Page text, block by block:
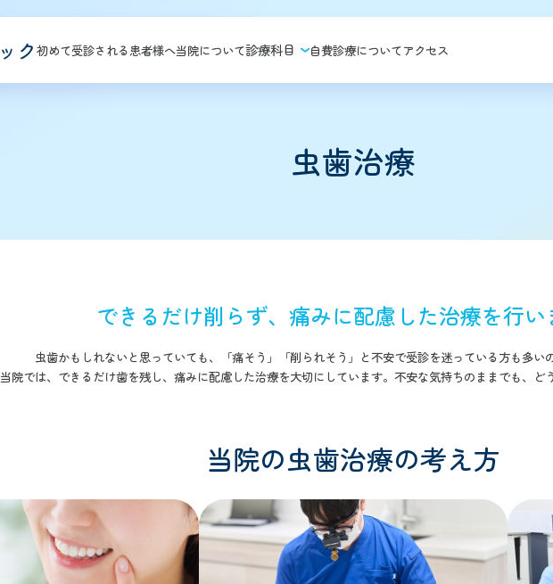
初めて受診される患者様へ当院について診療科目 自費診療についてアクセス
虫歯治療
できるだけ削らず、 痛みに配慮した治療を行い
虫歯かもしれないと思っていても、「痛そう」「削られそう」と不安で受診を迷っている方も多い
当院では、できるだけ歯を残し、痛みに配慮した治療を大切にしています。不安な気持ちのままでも、ど
当院の虫歯治療の考え方